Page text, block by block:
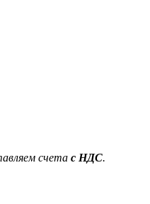
счета с НДС.